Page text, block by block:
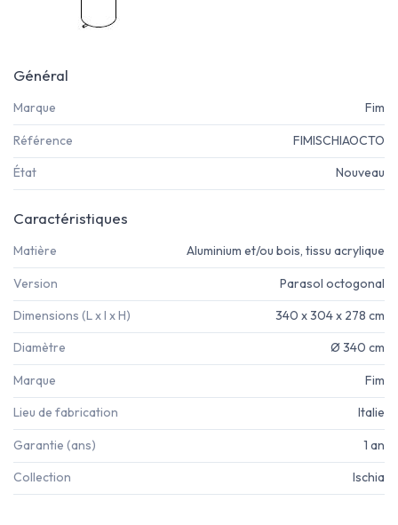
Général
Marque Fim
Référence FIMISCHIAOCTO
État Nouveau
Caractéristiques
Matière Aluminium et/ou bois, tissu acrylique
Version Parasol octogonal
Dimensions (L x l x H) 340 x 304 x 278 cm
Diamètre Ø 340 cm
Marque Fim
Lieu de fabrication Italie
Garantie (ans) 1 an
Collection Ischia